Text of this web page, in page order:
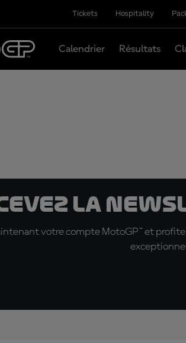
Tickets Hospitality
Calendrier Résultats
la
votre compte MotoGP™ et